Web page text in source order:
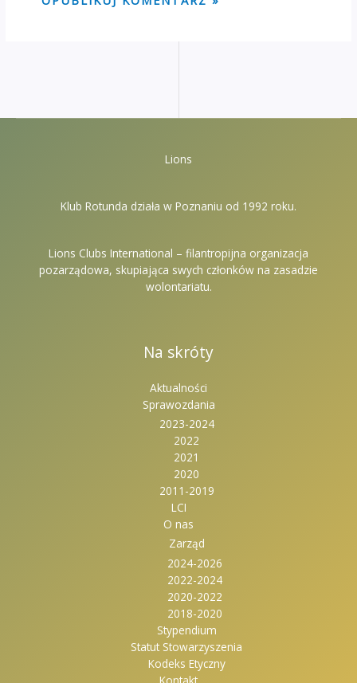
Lions
Klub Rotunda działa w Poznaniu od 1992 roku.
Lions Clubs International – filantropijna organizacja
pozarządowa, skupiająca swych członków na zasadzie
wolontariatu.
Na skróty
Aktualności
Sprawozdania
2023-2024
2022
2021
2020
2011-2019
LCI
O nas
Zarząd
2024-2026
2022-2024
2020-2022
2018-2020
Stypendium
Statut Stowarzyszenia
Kodeks Etyczny